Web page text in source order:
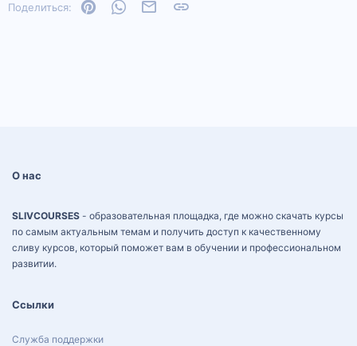
Поделиться: PinterestWhatsAppЭлектронная почта
О нас
SLIVCOURSES - образовательная площадка, где можно скачать курсы
по самым актуальным темам и получить доступ к качественному
сливу курсов, который поможет вам в обучении и профессиональном
развитии.
Ссылки
Служба поддержки